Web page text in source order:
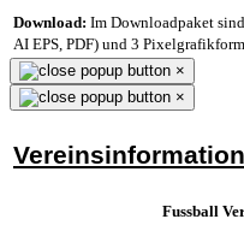
Download: Im Downloadpaket
AI EPS, PDF) und 3
×
×
Fussball